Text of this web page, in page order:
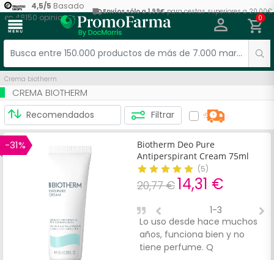
4,5/5 Basado
en48150 opiniones
Envíos sólo a 1,99€para cestas superiores a 20,00€
menu 0
Crema biotherm
CREMA BIOTHERM
Filtrar
-31%
Biotherm Deo Pure
Antiperspirant Cream 75ml
(5)
20,77 €14,31 €
Lo uso desde hace muchos
años, funciona bien y no
tiene perfume. Q
1-3